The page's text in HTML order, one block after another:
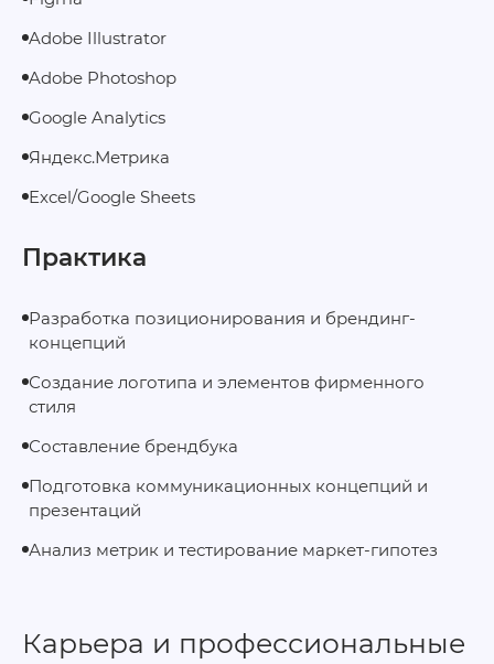
Adobe Illustrator
Adobe Photoshop
Google Analytics
Яндекс.Метрика
Excel/Google Sheets
Практика
Разработка позиционирования и брендинг-
концепций
Создание логотипа и элементов фирменного
стиля
Составление брендбука
Подготовка коммуникационных концепций и
презентаций
Анализ метрик и тестирование маркет-гипотез
Карьера и профессиональные